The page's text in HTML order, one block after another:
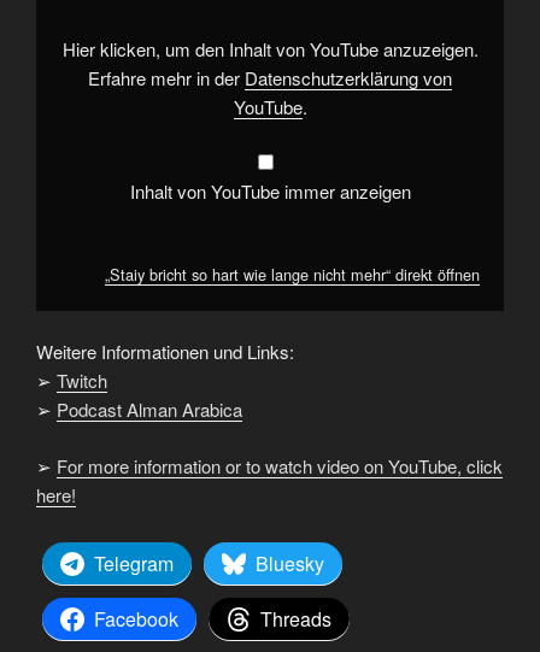
mehr“
von
YouTube
anzeigen
Hier klicken, um den Inhalt von YouTube anzuzeigen.
Erfahre mehr in der Datenschutzerklärung von
YouTube.
Inhalt von YouTube immer anzeigen
„Staiy bricht so hart wie lange nicht mehr“ direkt öffnen
Weitere Informationen und Links:
➢ Twitch
➢ Podcast Alman Arabica
➢ For more information or to watch video on YouTube, click
here!
Telegram
Bluesky
Facebook
Threads